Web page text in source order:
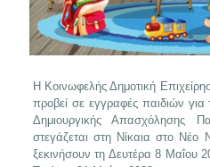
Η Κοινωφελής Δημοτική
προβεί σε εγγραφές παιδιών
Δημιουργικής Απασχόλησης
στεγάζεται στη Νίκαια στο Νέο
ξεκινήσουν τη Δευτέρα 8 Μαΐου